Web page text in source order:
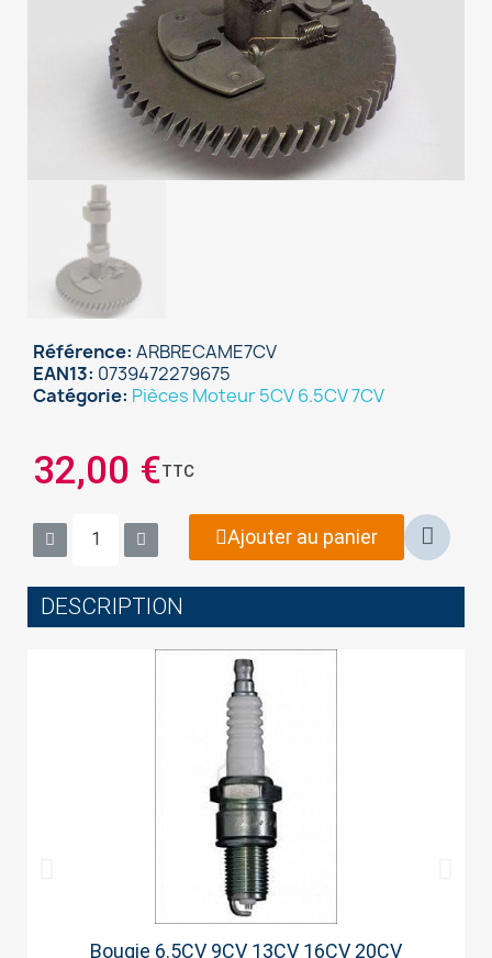
Référence ARBRECAME7CV
EAN13 0739472279675
Catégorie Pièces Moteur 5CV 6.5CV 7CV
32,00 €TTC
Ajouter au panier
DESCRIPTION
Aperçu rapide
Bougie 6.5CV 9CV 13CV 16CV 20CV
You need to be logged in to save products in your
Cancel